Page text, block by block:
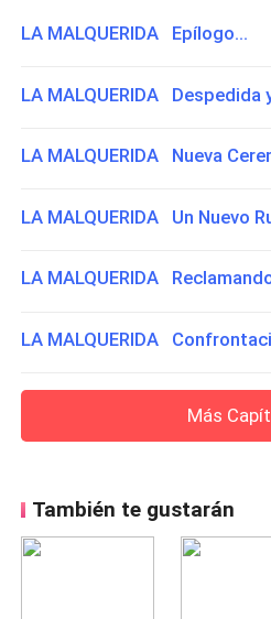
LA MALQUERIDA Epílogo...
LA MALQUERIDA Despedida
LA MALQUERIDA Nueva
LA MALQUERIDA Un Nuevo
LA MALQUERIDA
LA MALQUERIDA
Más
También te gustarán